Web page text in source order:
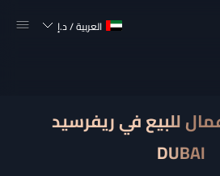
العربية/د.إ
للبيع في ريفرسيد,
DUBAI